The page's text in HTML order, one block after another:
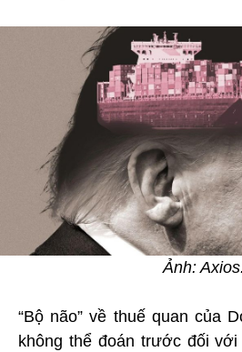
Ảnh: Axios.
“Bộ não” về thuế quan của
không thể đoán trước đối